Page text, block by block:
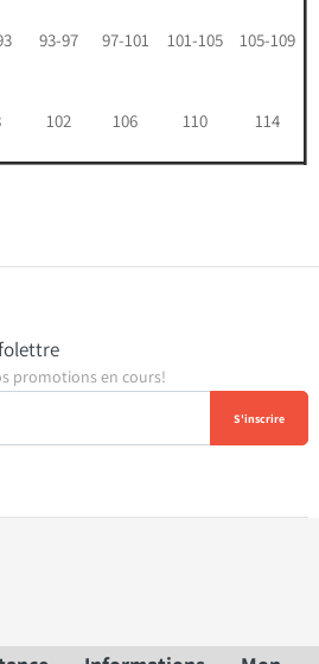
93-97 97-101 101-105 105-109
102 106 110 114
promotions en cours!
S'inscrire